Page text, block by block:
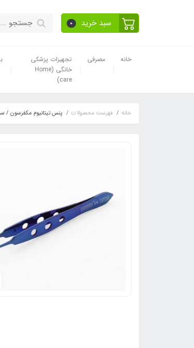
سبد خرید 0
خانه مصرفی
تجهیزات پزشکی
خانگی (Home
care)
خانه فهرست محصولات پنس تیتانیوم مکفرسون /